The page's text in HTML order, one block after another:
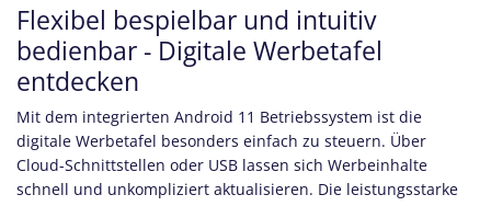
Flexibel bespielbar und intuitiv
bedienbar - Digitale Werbetafel
entdecken
Mit dem integrierten Android 11 Betriebssystem ist die
digitale Werbetafel besonders einfach zu steuern. Über
Cloud-Schnittstellen oder USB lassen sich Werbeinhalte
schnell und unkompliziert aktualisieren. Die leistungsstarke